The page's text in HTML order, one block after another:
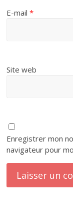
E-mail*
Site web
Enregistrer mon
navigateur pour